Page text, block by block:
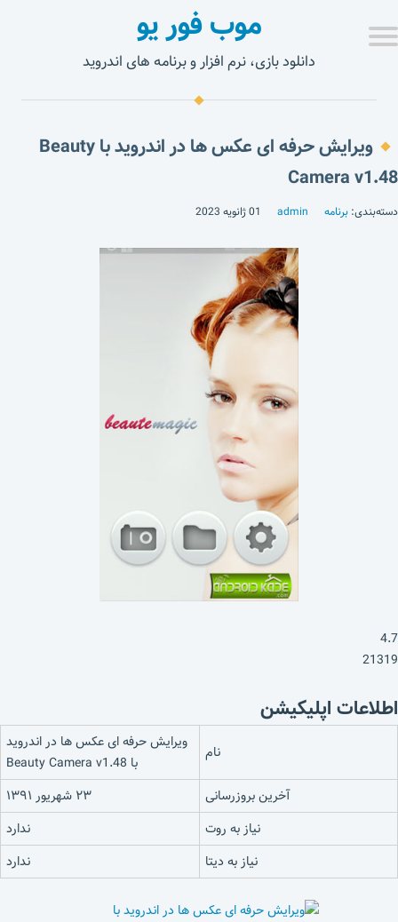
موب فور یو
دانلود بازی، نرم افزار و برنامه های اندروید
ویرایش حرفه ای عکس ها در اندروید با Beauty
Camera v1.48
دسته‌بندی: برنامه admin 01 ژانویه 2023
4.7
21319
اطلاعات اپلیکیشن
نام
ویرایش حرفه ای عکس ها در اندروید
با Beauty Camera v1.48
آخرین بروزرسانی
۲۳ شهریور ۱۳۹۱
نیاز به روت
ندارد
نیاز به دیتا
ندارد